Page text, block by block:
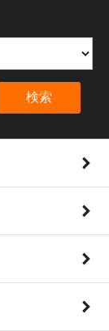
検索